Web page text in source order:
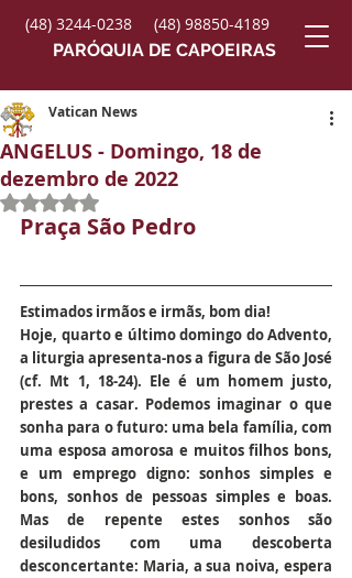
(48) 3244-0238
(48) 98850-4189
PARÓQUIA DE CAPOEIRAS
ANGELUS - Domingo, 18 de
dezembro de 2022
Vatican News
Avaliado com NaN de 5 estrelas.
Praça São Pedro
Estimados irmãos e irmãs, bom dia!
Hoje, quarto e último domingo do Advento,
a liturgia apresenta-nos a figura de São José
(cf. Mt 1, 18-24). Ele é um homem justo,
prestes a casar. Podemos imaginar o que
sonha para o futuro: uma bela família, com
uma esposa amorosa e muitos filhos bons,
e um emprego digno: sonhos simples e
bons, sonhos de pessoas simples e boas.
Mas de repente estes sonhos são
desiludidos com uma descoberta
desconcertante: Maria, a sua noiva, espera